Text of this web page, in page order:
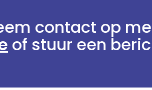
contact op
of stuur een